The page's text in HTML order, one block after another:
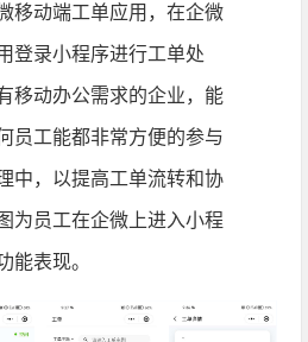
移动端工单应用，在企微
登录小程序进行工单处
移动办公需求的企业，能
员工能都非常方便的参与
中，以提高工单流转和协
为员工在企微上进入小程
能表现。